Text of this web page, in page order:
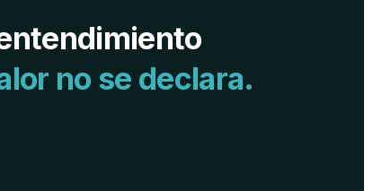
no se declara.